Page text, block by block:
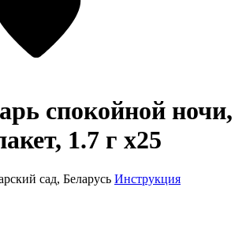
спокойной ночи,
1.7 г x25
сад, Беларусь Инструкция